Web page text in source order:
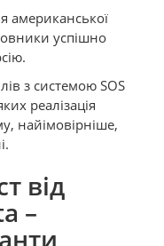
американської
успішно
з системою SOS
реалізація
найімовірніше,
від
–